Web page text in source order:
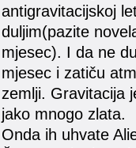
antigravitacijskoj
duljim(pazite
mjesec). I da ne
mjesec i zatiču
zemlji. Gravitacija
jako mnogo zlata.
Onda ih uhvate